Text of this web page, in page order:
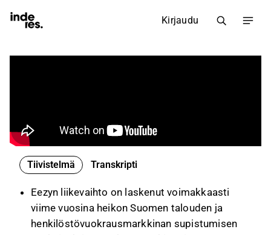
Kirjaudu
Tiivistelmä Transkripti
Eezyn liikevaihto on laskenut voimakkaasti
viime vuosina heikon Suomen talouden ja
henkilöstövuokrausmarkkinan supistumisen